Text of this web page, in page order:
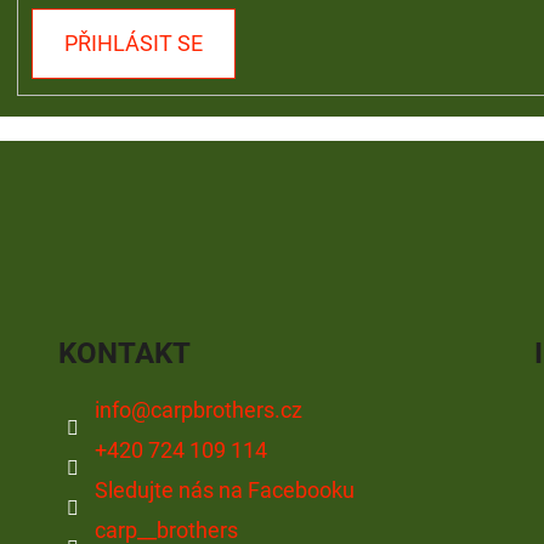
PŘIHLÁSIT SE
KONTAKT
info@carpbrothers.cz
+420 724 109 114
Sledujte nás na Facebooku
carp__brothers